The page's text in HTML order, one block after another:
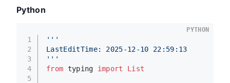
Python
1
2
3
4
5
'''
LastEditTime: 2025-12-10 22:59:13
'''
from typing import List
PYTHON